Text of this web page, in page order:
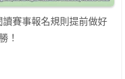
賽事報名規則提前做好
！